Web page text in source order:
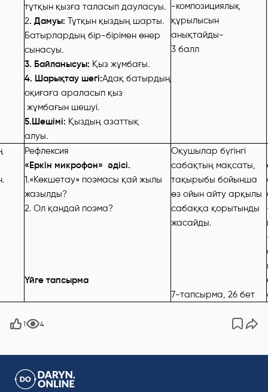
тұтқын қызға таласып дауласуы.
2. Дамуы: Тұтқын қыздың шарты.
Батырлардың бір-бірімен өнер
сынасуы.
3. Байланысуы: Қыз жұмбағы.
4. Шарықтау шегі:Адақ батырдың
оқиғаға араласып қыз
жұмбағын шешуі.
5.Шешімі: Қыздың азаттық
алуы.
-композициялық
құрылысын
анықтайды-
3 балл
Рефлексия
«Еркін микрофон» әдісі.
1.«Көкшетау» поэмасы қай жылы
жазылды?
2. Ол қандай поэма?
Үйге тапсырма
Оқушылар бүгінгі
сабақтың мақсаты,
тақырыбы бойынша
өз ойын айту арқылы
сабаққа қорытынды
жасайды.
7-тапсырма, 26 бет
1 4